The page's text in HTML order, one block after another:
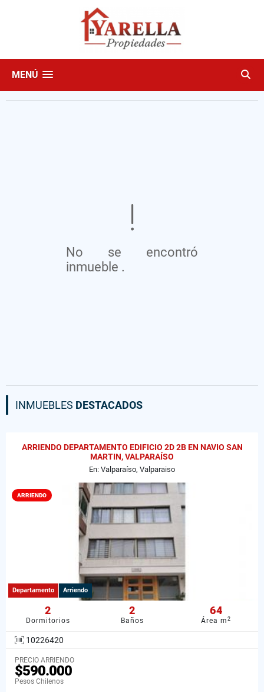
MENÚ
No se encontró
inmueble .
INMUEBLES DESTACADOS
ARRIENDO DEPARTAMENTO EDIFICIO 2D 2B EN NAVIO SAN
MARTIN, VALPARAÍSO
En: Valparaíso, Valparaiso
ARRIENDO
Departamento Arriendo
2
Dormitorios
2
Baños
64
Área m2
10226420
PRECIO ARRIENDO
$590.000
Pesos Chilenos